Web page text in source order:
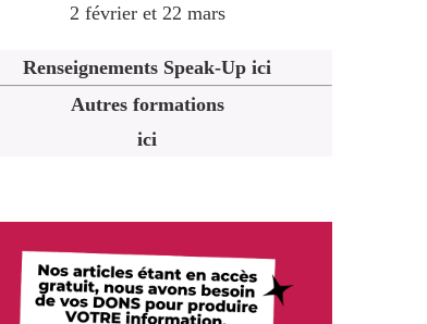
2 février et 22 mars
Renseignements Speak-Up ici
Autres formations
ici